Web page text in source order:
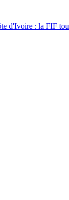
tourne la page